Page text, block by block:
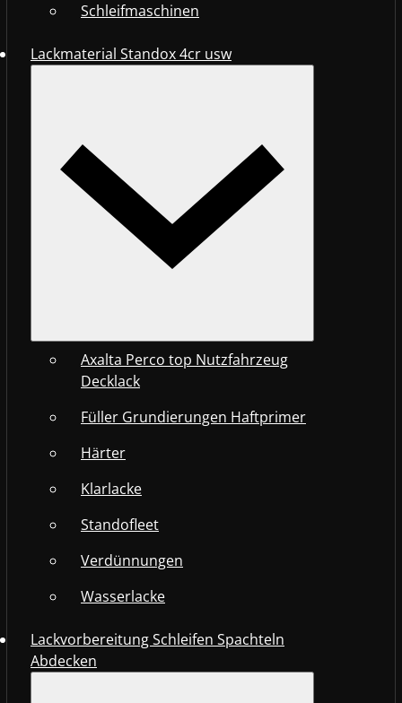
Schleifmaschinen
Lackmaterial Standox 4cr usw
Axalta Perco top Nutzfahrzeug
Decklack
Füller Grundierungen Haftprimer
Härter
Klarlacke
Standofleet
Verdünnungen
Wasserlacke
Lackvorbereitung Schleifen Spachteln
Abdecken